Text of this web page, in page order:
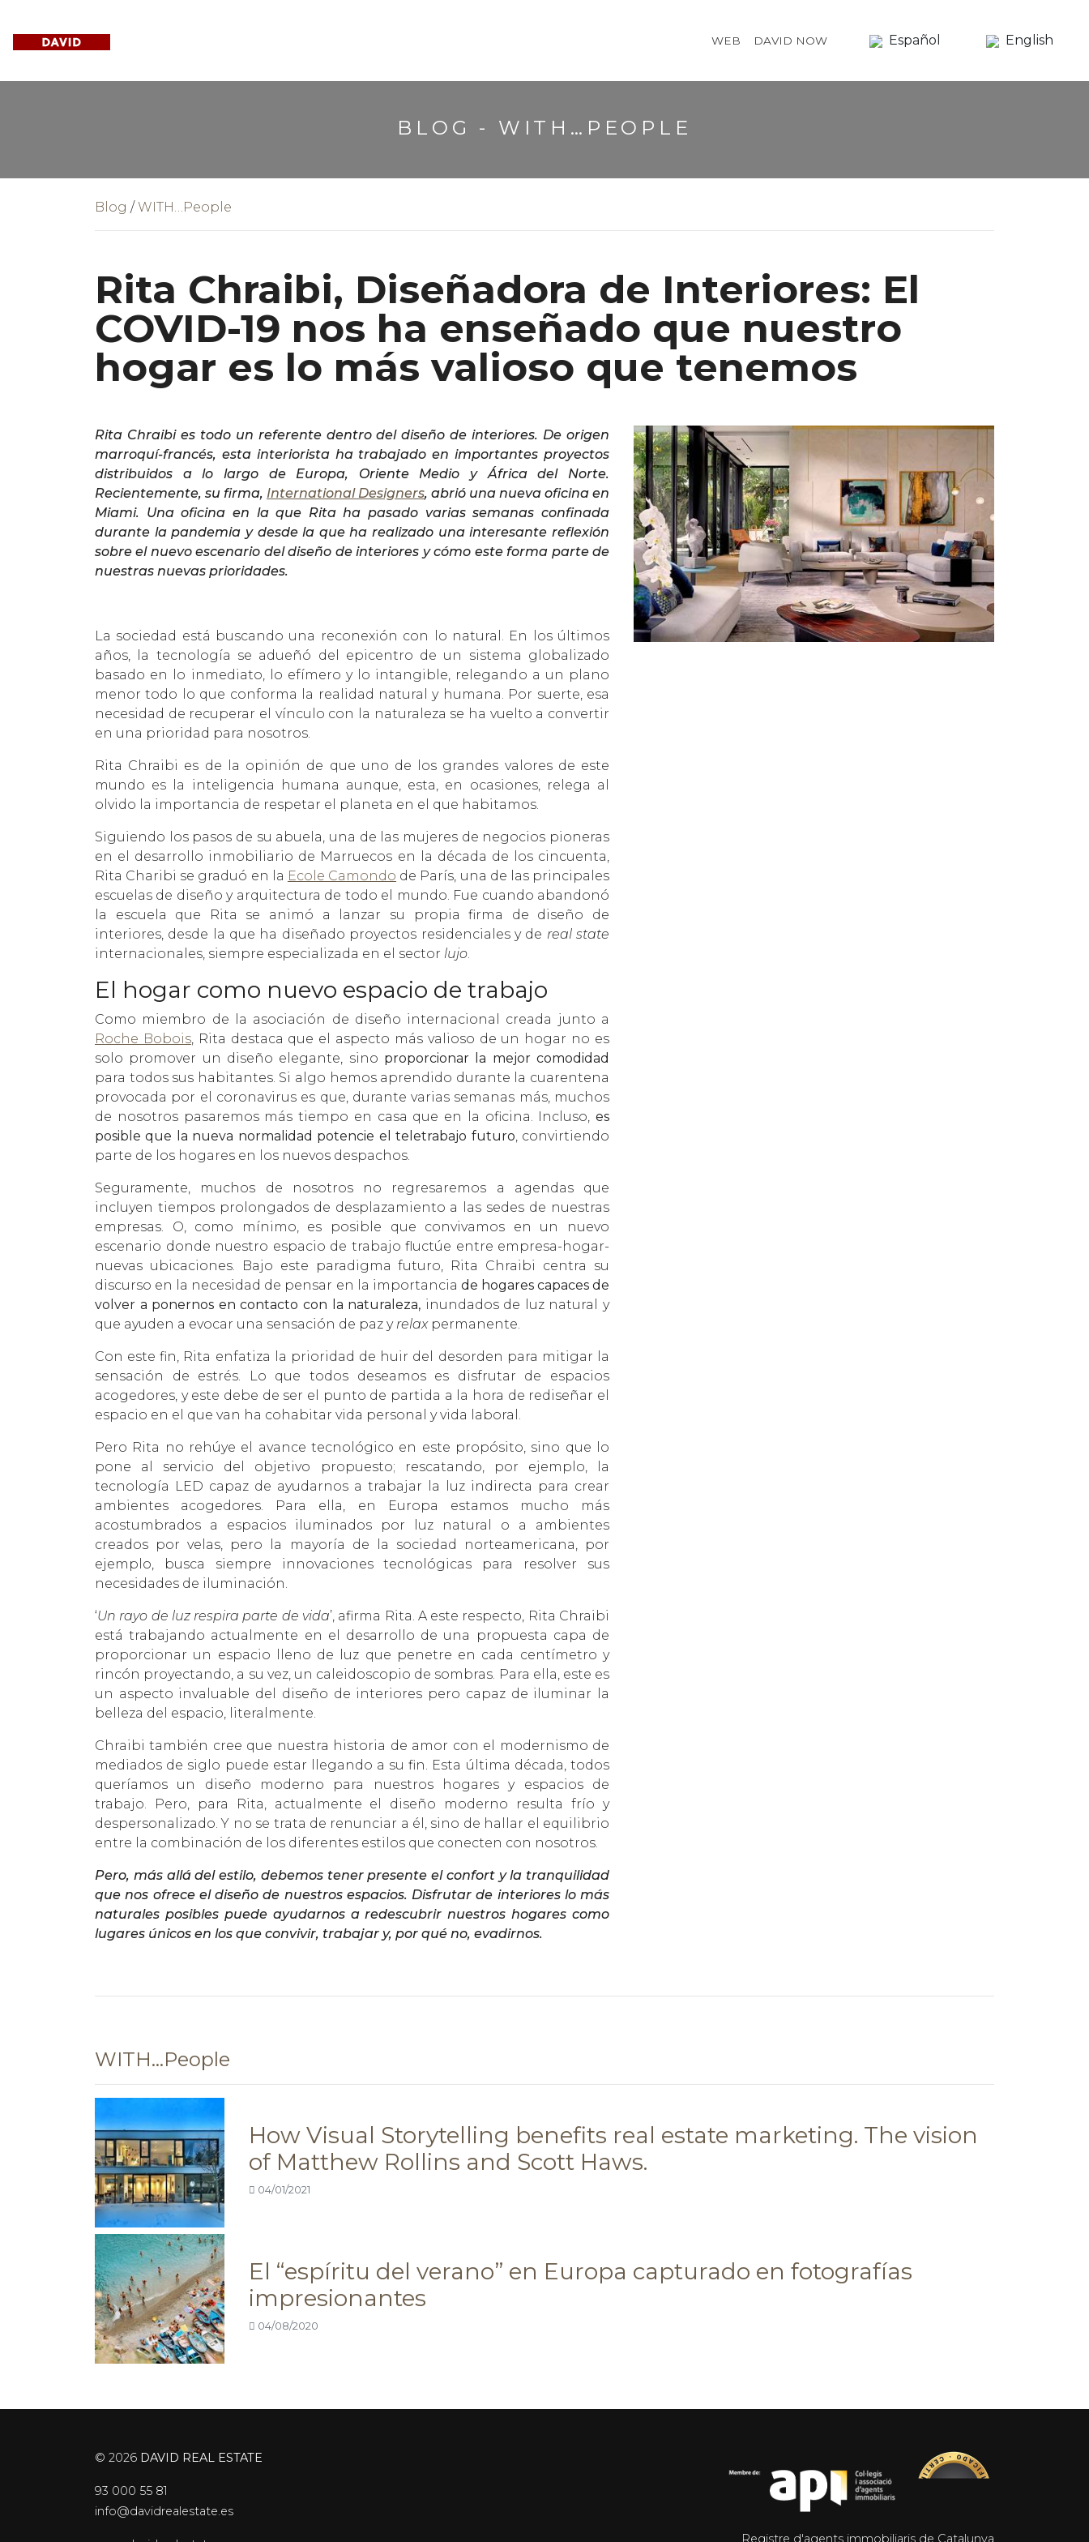
WEB DAVID NOW Español English
BLOG - WITH…PEOPLE
Blog /WITH…People
Rita Chraibi, Diseñadora de Interiores: El
COVID-19 nos ha enseñado que nuestro
hogar es lo más valioso que tenemos
Rita Chraibi es todo un referente dentro del diseño de interiores. De origen
marroquí-francés, esta interiorista ha trabajado en importantes proyectos
distribuidos a lo largo de Europa, Oriente Medio y África del Norte.
Recientemente, su firma, International Designers, abrió una nueva oficina en
Miami. Una oficina en la que Rita ha pasado varias semanas confinada
durante la pandemia y desde la que ha realizado una interesante reflexión
sobre el nuevo escenario del diseño de interiores y cómo este forma parte de
nuestras nuevas prioridades.
La sociedad está buscando una reconexión con lo natural. En los últimos
años, la tecnología se adueñó del epicentro de un sistema globalizado
basado en lo inmediato, lo efímero y lo intangible, relegando a un plano
menor todo lo que conforma la realidad natural y humana. Por suerte, esa
necesidad de recuperar el vínculo con la naturaleza se ha vuelto a convertir
en una prioridad para nosotros.
Rita Chraibi es de la opinión de que uno de los grandes valores de este
mundo es la inteligencia humana aunque, esta, en ocasiones, relega al
olvido la importancia de respetar el planeta en el que habitamos.
Siguiendo los pasos de su abuela, una de las mujeres de negocios pioneras
en el desarrollo inmobiliario de Marruecos en la década de los cincuenta,
Rita Charibi se graduó en la Ecole Camondo de París, una de las principales
escuelas de diseño y arquitectura de todo el mundo. Fue cuando abandonó
la escuela que Rita se animó a lanzar su propia firma de diseño de
interiores, desde la que ha diseñado proyectos residenciales y de real state
internacionales, siempre especializada en el sector lujo.
El hogar como nuevo espacio de trabajo
Como miembro de la asociación de diseño internacional creada junto a
Roche Bobois, Rita destaca que el aspecto más valioso de un hogar no es
solo promover un diseño elegante, sino proporcionar la mejor comodidad
para todos sus habitantes. Si algo hemos aprendido durante la cuarentena
provocada por el coronavirus es que, durante varias semanas más, muchos
de nosotros pasaremos más tiempo en casa que en la oficina. Incluso, es
posible que la nueva normalidad potencie el teletrabajo futuro, convirtiendo
parte de los hogares en los nuevos despachos.
Seguramente, muchos de nosotros no regresaremos a agendas que
incluyen tiempos prolongados de desplazamiento a las sedes de nuestras
empresas. O, como mínimo, es posible que convivamos en un nuevo
escenario donde nuestro espacio de trabajo fluctúe entre empresa-hogar-
nuevas ubicaciones. Bajo este paradigma futuro, Rita Chraibi centra su
discurso en la necesidad de pensar en la importancia de hogares capaces de
volver a ponernos en contacto con la naturaleza, inundados de luz natural y
que ayuden a evocar una sensación de paz y relaxpermanente.
Con este fin, Rita enfatiza la prioridad de huir del desorden para mitigar la
sensación de estrés. Lo que todos deseamos es disfrutar de espacios
acogedores, y este debe de ser el punto de partida a la hora de rediseñar el
espacio en el que van ha cohabitar vida personal y vida laboral.
Pero Rita no rehúye el avance tecnológico en este propósito, sino que lo
pone al servicio del objetivo propuesto; rescatando, por ejemplo, la
tecnología LED capaz de ayudarnos a trabajar la luz indirecta para crear
ambientes acogedores. Para ella, en Europa estamos mucho más
acostumbrados a espacios iluminados por luz natural o a ambientes
creados por velas, pero la mayoría de la sociedad norteamericana, por
ejemplo, busca siempre innovaciones tecnológicas para resolver sus
necesidades de iluminación.
‘Un rayo de luz respira parte de vida’, afirma Rita. A este respecto, Rita Chraibi
está trabajando actualmente en el desarrollo de una propuesta capa de
proporcionar un espacio lleno de luz que penetre en cada centímetro y
rincón proyectando, a su vez, un caleidoscopio de sombras. Para ella, este es
un aspecto invaluable del diseño de interiores pero capaz de iluminar la
belleza del espacio, literalmente.
Chraibi también cree que nuestra historia de amor con el modernismo de
mediados de siglo puede estar llegando a su fin. Esta última década, todos
queríamos un diseño moderno para nuestros hogares y espacios de
trabajo. Pero, para Rita, actualmente el diseño moderno resulta frío y
despersonalizado. Y no se trata de renunciar a él, sino de hallar el equilibrio
entre la combinación de los diferentes estilos que conecten con nosotros.
Pero, más allá del estilo, debemos tener presente el confort y la tranquilidad
que nos ofrece el diseño de nuestros espacios. Disfrutar de interiores lo más
naturales posibles puede ayudarnos a redescubrir nuestros hogares como
lugares únicos en los que convivir, trabajar y, por qué no, evadirnos.
WITH…People
How Visual Storytelling benefits real estate marketing. The vision
of Matthew Rollins and Scott Haws.
04/01/2021
El “espíritu del verano” en Europa capturado en fotografías
impresionantes
04/08/2020
© 2026 DAVID REAL ESTATE
93 000 55 81
info@davidrealestate.es
Registre d'agents immobiliaris de Catalunya